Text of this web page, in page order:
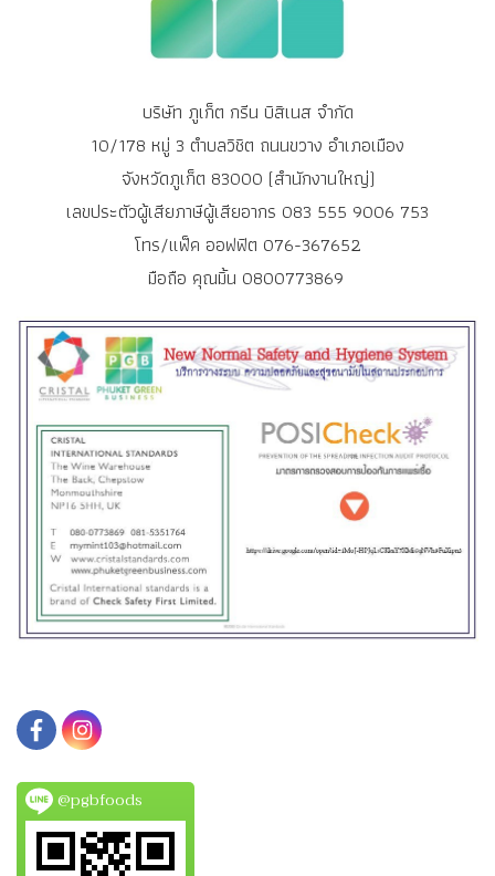
บริษัท ภูเก็ต กรีน บิสิเนส จำกัด
10/178 หมู่ 3 ตำบลวิชิต ถนนขวาง อำเภอเมือง
จังหวัดภูเก็ต 83000 (สำนักงานใหญ่)
เลขประตัวผู้เสียภาษีผู้เสียอากร 083 555 9006 753
โทร/แฟ็ค ออฟฟิต 076-367652
มือถือ คุณมิ้น 0800773869
@pgbfoods